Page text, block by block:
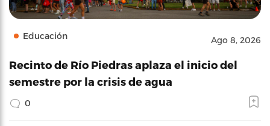
Educación Ago 8, 2026
Recinto de Río Piedras aplaza el inicio del
semestre por la crisis de agua
0